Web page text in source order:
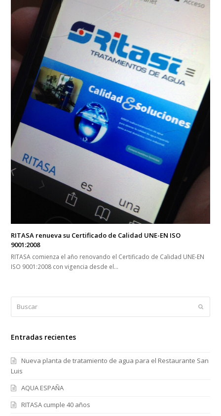
RITASA renueva su Certificado de Calidad UNE-EN ISO
9001:2008
RITASA comienza el año renovando el Certificado de Calidad UNE-EN
ISO 9001:2008 con vigencia desde el…
Enviar
Entradas recientes
Nueva planta de tratamiento de agua para el Restaurante San
Luis
AQUA ESPAÑA
RITASA cumple 40 años